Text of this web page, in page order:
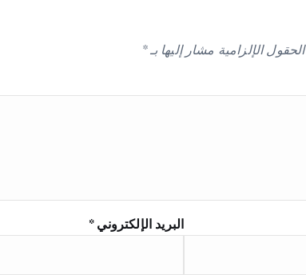
الحقول الإلزامية مشار إليها بـ*
البريد الإلكتروني*